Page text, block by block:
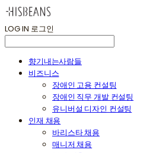
LOG IN 로그인
향기내는사람들
비즈니스
장애인 고용 컨설팅
장애인 직무 개발 컨설팅
유니버설 디자인 컨설팅
인재 채용
바리스타 채용
매니저 채용